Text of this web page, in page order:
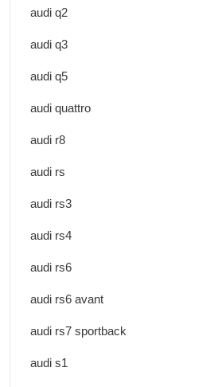
audi q2
audi q3
audi q5
audi quattro
audi r8
audi rs
audi rs3
audi rs4
audi rs6
audi rs6 avant
audi rs7 sportback
audi s1